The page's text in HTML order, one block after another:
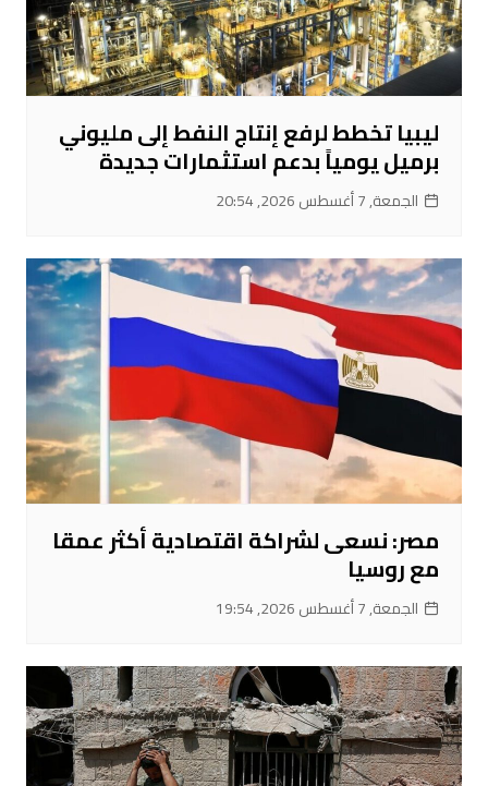
ليبيا تخطط لرفع إنتاج النفط إلى مليوني
برميل يومياً بدعم استثمارات جديدة
الجمعة, 7 أغسطس 2026, 20:54
مصر: نسعى لشراكة اقتصادية أكثر عمقا
مع روسيا
الجمعة, 7 أغسطس 2026, 19:54